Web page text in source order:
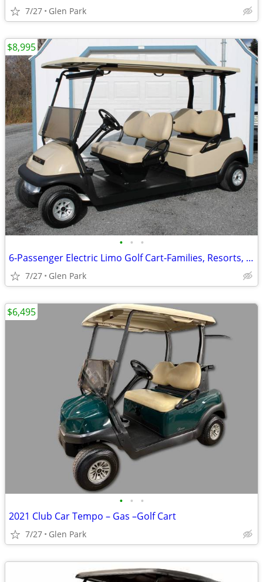
7/27 Glen Park
• • •
6‑Passenger Electric Limo Golf Cart-Families, Resorts, & Events
7/27 Glen Park
$8,995
• • •
2021 Club Car Tempo – Gas –Golf Cart
7/27 Glen Park
$6,495